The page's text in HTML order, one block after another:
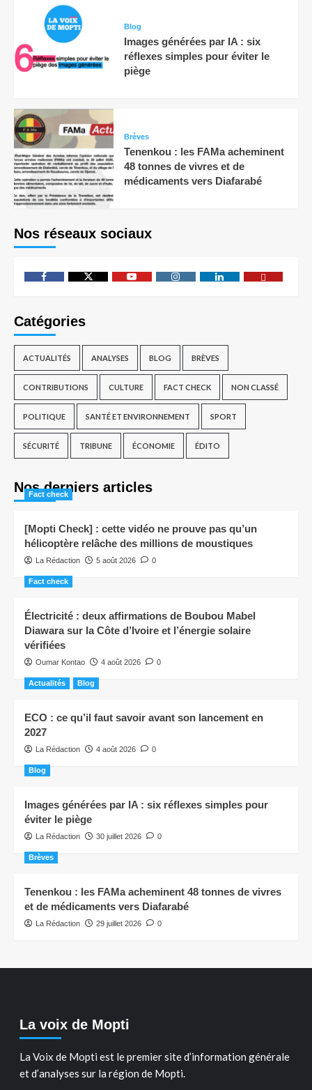
Blog
Images générées par IA : six
réflexes simples pour éviter le
piège
Brèves
Tenenkou : les FAMa acheminent
48 tonnes de vivres et de
médicaments vers Diafarabé
Nos réseaux sociaux
Catégories
ACTUALITÉS ANALYSES BLOG BRÈVES
CONTRIBUTIONS CULTURE FACT CHECK NON CLASSÉ
POLITIQUE SANTÉ ET ENVIRONNEMENT SPORT
SÉCURITÉ TRIBUNE ÉCONOMIE ÉDITO
Nos derniers articles
Fact check
[Mopti Check] : cette vidéo ne prouve pas qu’un
hélicoptère relâche des millions de moustiques
La Rédaction 5 août 2026 0
Fact check
Électricité : deux affirmations de Boubou Mabel
Diawara sur la Côte d’Ivoire et l’énergie solaire
vérifiées
Oumar Kontao 4 août 2026 0
Actualités Blog
ECO : ce qu’il faut savoir avant son lancement en
2027
La Rédaction 4 août 2026 0
Blog
Images générées par IA : six réflexes simples pour
éviter le piège
La Rédaction 30 juillet 2026 0
Brèves
Tenenkou : les FAMa acheminent 48 tonnes de vivres
et de médicaments vers Diafarabé
La Rédaction 29 juillet 2026 0
La voix de Mopti
La Voix de Mopti est le premier site d’information générale
et d’analyses sur la région de Mopti.